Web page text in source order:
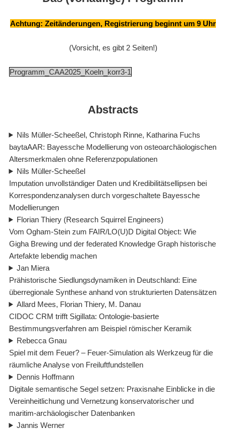
Achtung: Zeitänderungen, Registrierung beginnt um 9 Uhr
(Vorsicht, es gibt 2 Seiten!)
Programm_CAA2025_Koeln_korr3-1
Abstracts
Nils Müller-Scheeßel, Christoph Rinne, Katharina Fuchs
baytaAAR: Bayessche Modellierung von osteoarchäologischen
Altersmerkmalen ohne Referenzpopulationen
Nils Müller-Scheeßel
Imputation unvollständiger Daten und Kredibilitätsellipsen bei
Korrespondenzanalysen durch vorgeschaltete Bayessche
Modellierungen
Florian Thiery (Research Squirrel Engineers)
Vom Ogham-Stein zum FAIR/LO(U)D Digital Object: Wie
Gigha Brewing und der federated Knowledge Graph historische
Artefakte lebendig machen
Jan Miera
Prähistorische Siedlungsdynamiken in Deutschland: Eine
überregionale Synthese anhand von strukturierten Datensätzen
Allard Mees, Florian Thiery, M. Danau
CIDOC CRM trifft Sigillata: Ontologie-basierte
Bestimmungsverfahren am Beispiel römischer Keramik
Rebecca Gnau
Spiel mit dem Feuer? – Feuer-Simulation als Werkzeug für die
räumliche Analyse von Freiluftfundstellen
Dennis Hoffmann
Digitale semantische Segel setzen: Praxisnahe Einblicke in die
Vereinheitlichung und Vernetzung konservatorischer und
maritim-archäologischer Datenbanken
Jannis Werner